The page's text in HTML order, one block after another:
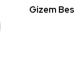
Gizem